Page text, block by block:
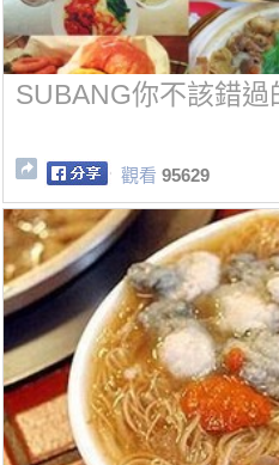
SUBANG你不該錯過
觀看 95629